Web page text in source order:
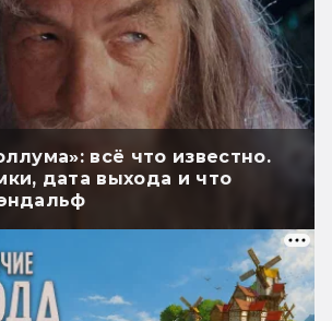
всё что известно.
дата выхода и что